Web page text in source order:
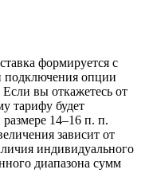
формируется с
подключения опции
вы откажетесь от
тарифу будет
14–16 п. п.
зависит от
индивидуального
диапазона сумм